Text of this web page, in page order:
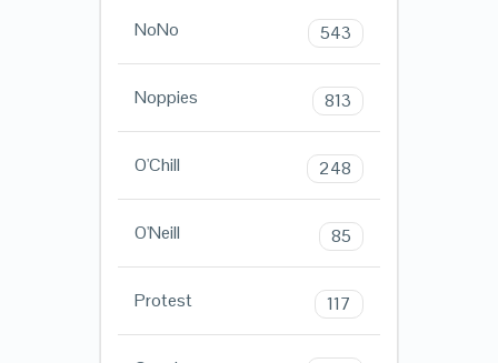
NoNo 543
Noppies 813
O'Chill 248
O'Neill 85
Protest 117